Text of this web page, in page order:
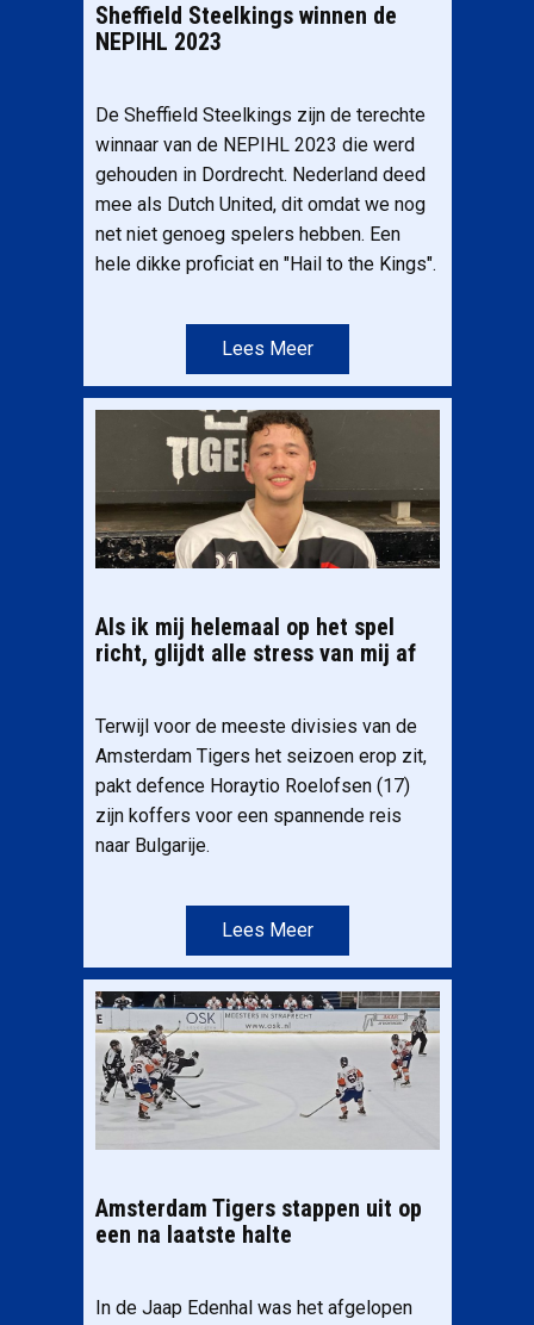
Sheffield Steelkings winnen de
NEPIHL 2023
De Sheffield Steelkings zijn de terechte
winnaar van de NEPIHL 2023 die werd
gehouden in Dordrecht. Nederland deed
mee als Dutch United, dit omdat we nog
net niet genoeg spelers hebben. Een
hele dikke proficiat en "Hail to the Kings".
Lees Meer
Als ik mij helemaal op het spel
richt, glijdt alle stress van mij af
Terwijl voor de meeste divisies van de
Amsterdam Tigers het seizoen erop zit,
pakt defence Horaytio Roelofsen (17)
zijn koffers voor een spannende reis
naar Bulgarije.
Lees Meer
Amsterdam Tigers stappen uit op
een na laatste halte
In de Jaap Edenhal was het afgelopen